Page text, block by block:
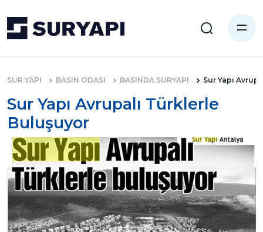
SUR YAPI BASIN ODASI BASINDA SURYAPI Sur Yapı
Sur Yapı Avrupalı Türklerle
Buluşuyor